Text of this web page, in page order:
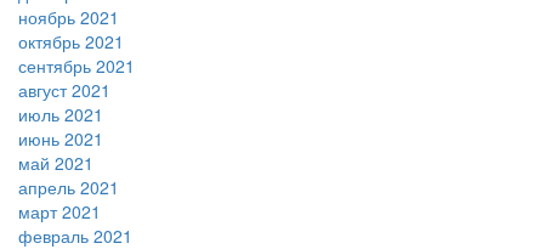
ноябрь 2021
октябрь 2021
сентябрь 2021
август 2021
июль 2021
июнь 2021
май 2021
апрель 2021
март 2021
февраль 2021